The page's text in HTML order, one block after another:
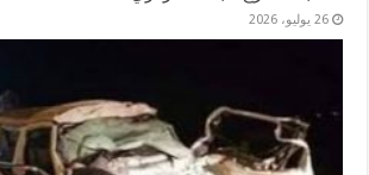
26 يوليو، 2026